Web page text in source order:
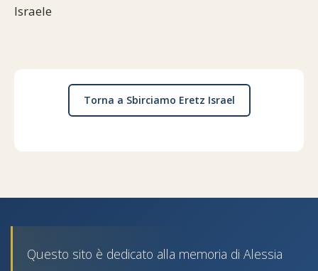
Israele
Torna a Sbirciamo Eretz Israel
Questo sito è dedicato alla memoria di Alessia